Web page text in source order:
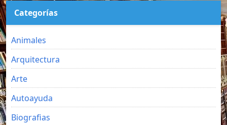
Categorías
Animales
Arquitectura
Arte
Autoayuda
Biografias